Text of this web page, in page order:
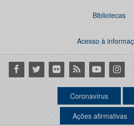
Bibliotecas
Acesso à
Facebook
Twitter Flickr RSS Youtube
Coronavírus
Ações afirmativas